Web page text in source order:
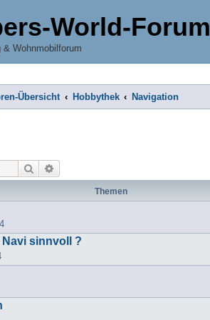
World-Forum
& Wohnmobilforum
Übersicht Hobbythek
Navigation
Suche
Themen
Navi sinnvoll ?